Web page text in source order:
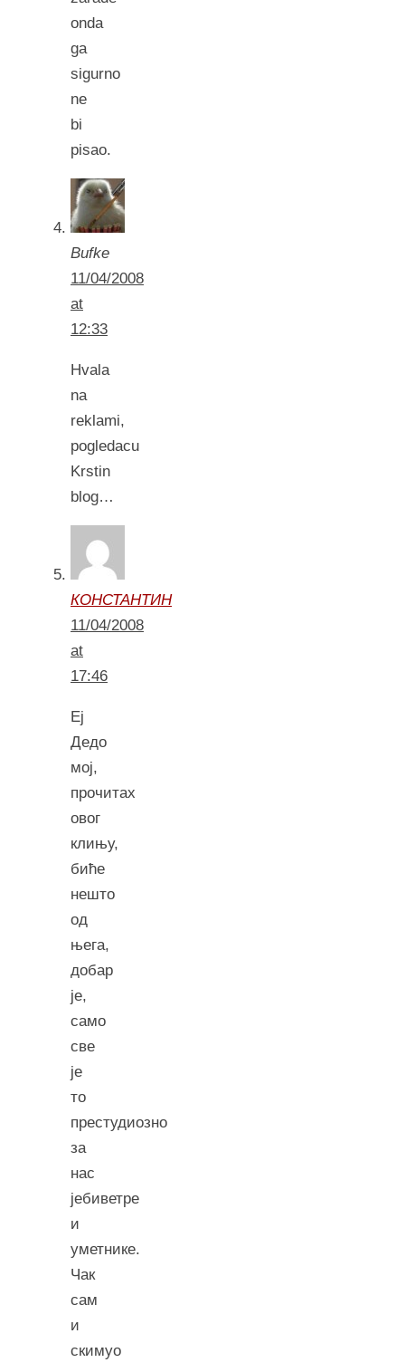
onda
ga
sigurno
ne
bi
pisao.
Bufke
11/04/2008
at
12:33
Hvala
na
reklami,
pogledacu
Krstin
blog…
КОНСТАНТИН
11/04/2008
at
17:46
Еј
Дедо
мој,
прочитах
овог
клињу,
биће
нешто
од
њега,
добар
је,
само
све
је
то
престудиозно
за
нас
јебиветре
и
уметнике.
Чак
сам
и
скимуо